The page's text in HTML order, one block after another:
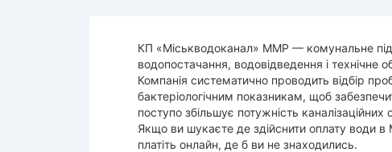
КП «Міськводоканал» ММР — комунальне
водопостачання, водовідведення і
Компанія систематично проводить відбір
бактеріологічним показникам, щоб
поступо збільшує потужність
Якщо ви шукаєте де здійснити оплату води
платіть онлайн, де б ви не знаходились.